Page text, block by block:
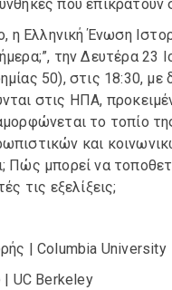
που
η Ελληνική Ένωση
την Δευτέρα 23
50), στις 18:30, με
στις ΗΠΑ,
το τοπίο
και
Πώς μπορεί να
τις εξελίξεις;
| Columbia University
| UC Berkeley